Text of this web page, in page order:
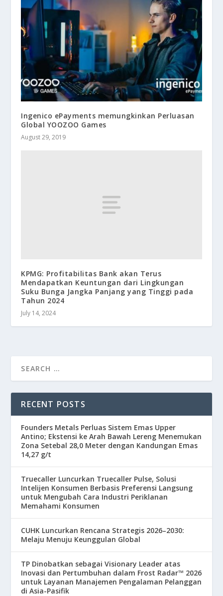
Ingenico ePayments memungkinkan Perluasan
Global YOOZOO Games
August 29, 2019
KPMG: Profitabilitas Bank akan Terus
Mendapatkan Keuntungan dari Lingkungan
Suku Bunga Jangka Panjang yang Tinggi pada
Tahun 2024
July 14, 2024
RECENT POSTS
Founders Metals Perluas Sistem Emas Upper
Antino; Ekstensi ke Arah Bawah Lereng Menemukan
Zona Setebal 28,0 Meter dengan Kandungan Emas
14,27 g/t
Truecaller Luncurkan Truecaller Pulse, Solusi
Intelijen Konsumen Berbasis Preferensi Langsung
untuk Mengubah Cara Industri Periklanan
Memahami Konsumen
CUHK Luncurkan Rencana Strategis 2026–2030:
Melaju Menuju Keunggulan Global
TP Dinobatkan sebagai Visionary Leader atas
Inovasi dan Pertumbuhan dalam Frost Radar™ 2026
untuk Layanan Manajemen Pengalaman Pelanggan
di Asia-Pasifik